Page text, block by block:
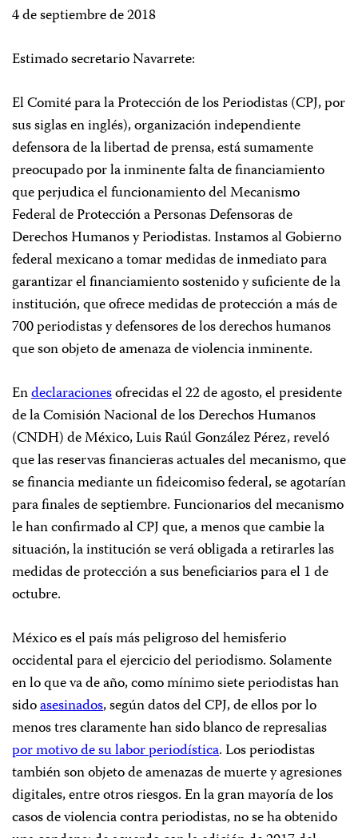
4 de septiembre de 2018
Estimado secretario Navarrete:
El Comité para la Protección de los Periodistas (CPJ, por
sus siglas en inglés), organización independiente
defensora de la libertad de prensa, está sumamente
preocupado por la inminente falta de financiamiento
que perjudica el funcionamiento del Mecanismo
Federal de Protección a Personas Defensoras de
Derechos Humanos y Periodistas. Instamos al Gobierno
federal mexicano a tomar medidas de inmediato para
garantizar el financiamiento sostenido y suficiente de la
institución, que ofrece medidas de protección a más de
700 periodistas y defensores de los derechos humanos
que son objeto de amenaza de violencia inminente.
Endeclaracionesofrecidas el 22 de agosto, el presidente
de la Comisión Nacional de los Derechos Humanos
(CNDH) de México, Luis Raúl González Pérez, reveló
que las reservas financieras actuales del mecanismo, que
se financia mediante un fideicomiso federal, se agotarían
para finales de septiembre. Funcionarios del mecanismo
le han confirmado al CPJ que, a menos que cambie la
situación, la institución se verá obligada a retirarles las
medidas de protección a sus beneficiarios para el 1 de
octubre.
México es el país más peligroso del hemisferio
occidental para el ejercicio del periodismo. Solamente
en lo que va de año, como mínimo siete periodistas han
sidoasesinados, según datos del CPJ, de ellos por lo
menos tres claramente han sido blanco de represalias
por motivo de su labor periodística. Los periodistas
también son objeto de amenazas de muerte y agresiones
digitales, entre otros riesgos. En la gran mayoría de los
casos de violencia contra periodistas, no se ha obtenido